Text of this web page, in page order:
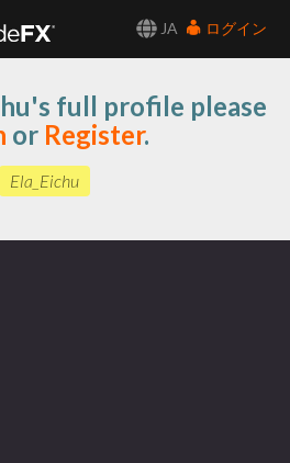
JA
ログイン
full profile please
or Register.
Ela_Eichu